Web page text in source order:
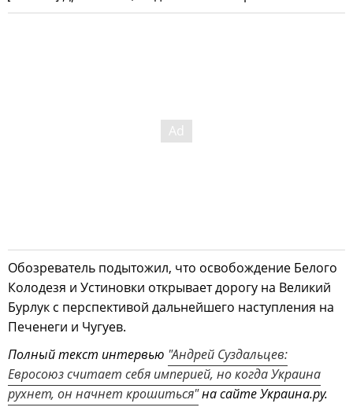
Обозреватель подытожил, что освобождение Белого
Колодезя и Устиновки открывает дорогу на Великий
Бурлук с перспективой дальнейшего наступления на
Печенеги и Чугуев.
Полный текст интервью "Андрей Суздальцев:
Евросоюз считает себя империей, но когда Украина
рухнет, он начнет крошиться"на сайте Украина.ру.